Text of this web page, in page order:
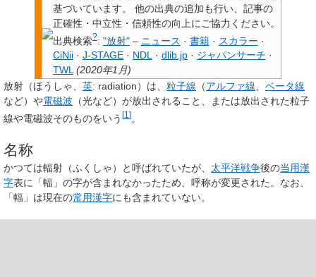
基づいています。
他の出典の追加も行い、記事の
正確性・中立性・信頼性の向上にご協力ください。
出典検索?: "放射"– ニュース · 書籍 · スカラー ·
CiNii · J-STAGE · NDL · dlib.jp · ジャパンサーチ ·
TWL (2020年1月)
放射 （ほうしゃ、 英: radiation）は、 粒子線 （アルファ線
ベータ線
など）や電磁波 （光など）が放出されること、または放出された粒子
線や電磁波そのものをいう [1 ]。
名称
かつては輻射 （ふくしゃ）と呼ばれていたが、 太平洋戦争後の当用漢
字表に「輻」の字が含まれなかったため、呼称が変更された。なお、
「輻」は現在の常用漢字にも含まれていない。